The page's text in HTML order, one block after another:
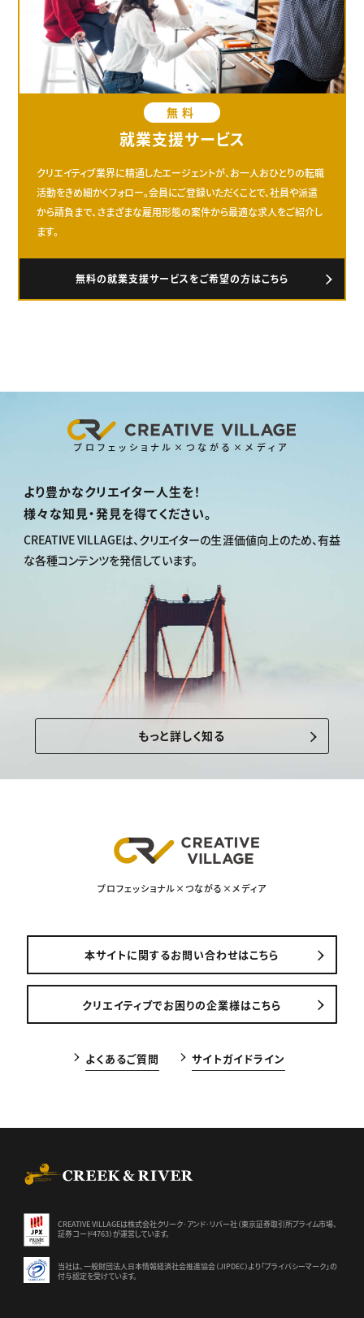
無料
就業支援サービス
クリエイティブ業界に精通したエージェントが、お一人おひとりの転職
活動をきめ細かくフォロー。会員にご登録いただくことで、社員や派遣
から請負まで、さまざまな雇用形態の案件から最適な求人をご紹介し
ます。
無料の就業支援サービスをご希望の方はこちら
プロフェッショナル×つながる×メディア
より豊かなクリエイター人生を！
様々な知見・発見を得てください。
CREATIVE VILLAGEは、クリエイターの生涯価値向上のため、有益
な各種コンテンツを発信しています。
もっと詳しく知る
プロフェッショナル×つながる×メディア
本サイトに関するお問い合わせはこちら
クリエイティブでお困りの企業様はこちら
よくあるご質問 サイトガイドライン
CREATIVE VILLAGEは株式会社クリーク･アンド･リバー社（東京証券取引所プライム市場、
証券コード4763）が運営しています。
当社は、一般財団法人日本情報経済社会推進協会（JIPDEC）より 「プライバシーマーク」の
付与認定を受けています。